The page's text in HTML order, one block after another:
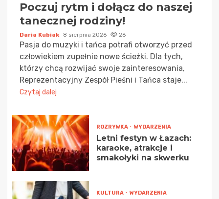
Poczuj rytm i dołącz do naszej
tanecznej rodziny!
Daria Kubiak 8 sierpnia 2026 26
Pasja do muzyki i tańca potrafi otworzyć przed
człowiekiem zupełnie nowe ścieżki. Dla tych,
którzy chcą rozwijać swoje zainteresowania,
Reprezentacyjny Zespół Pieśni i Tańca staje...
Czytaj dalej
ROZRYWKA WYDARZENIA
Letni festyn w Łazach:
karaoke, atrakcje i
smakołyki na skwerku
KULTURA WYDARZENIA